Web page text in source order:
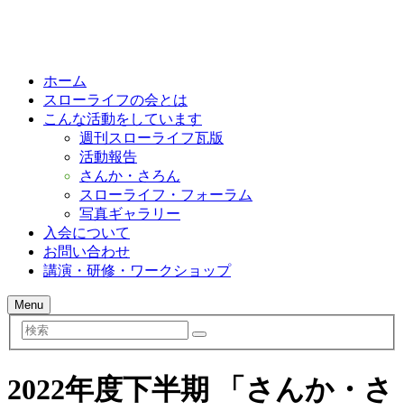
ホーム
スローライフの会とは
こんな活動をしています
週刊スローライフ瓦版
活動報告
さんか・さろん
スローライフ・フォーラム
写真ギャラリー
入会について
お問い合わせ
講演・研修・ワークショップ
Menu
検
索
2022年度下半期 「さんか・さ